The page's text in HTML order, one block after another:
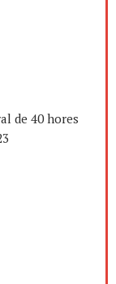
de 40 hores